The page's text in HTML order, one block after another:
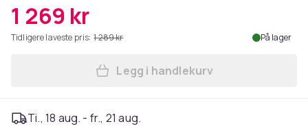
1 269 kr
Tidligere laveste pris: 1 289 kr På lager
Legg vidaXL Mosaikkbord
Legg i handlekurv
Ti., 18 aug. - fr., 21 aug.